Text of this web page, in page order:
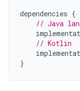
dependencies {
// Java
// Kotlin
}